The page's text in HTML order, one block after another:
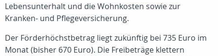
Lebensunterhalt und die Wohnkosten sowie zur
Kranken- und Pflegeversicherung.
Der Förderhöchstbetrag liegt zukünftig bei 735 Euro im
Monat (bisher 670 Euro). Die Freibeträge klettern